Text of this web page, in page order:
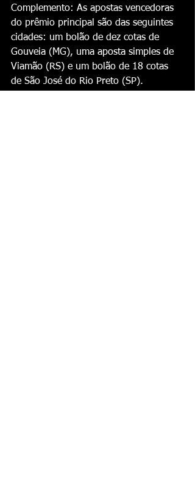
Complemento: As apostas vencedoras
do prêmio principal são das seguintes
cidades: um bolão de dez cotas de
Gouveia (MG), uma aposta simples de
Viamão (RS) e um bolão de 18 cotas
de São José do Rio Preto (SP).